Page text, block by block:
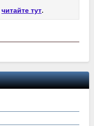
читайте тут.